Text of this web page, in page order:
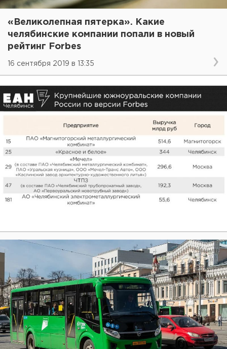
«Великолепная пятерка». Какие
челябинские компании попали в новый
рейтинг Forbes
16 сентября 2019 в 13:35